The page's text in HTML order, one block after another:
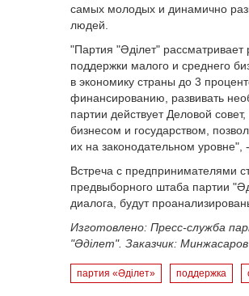
самых молодых и динамично
людей.
"Партия "Әділет" рассматривает
поддержки малого и среднего
в экономику страны до 3
финансированию, развивать
партии действует Деловой
бизнесом и государством,
их на законодательном уровне"
Встреча с предпринимателями
предвыборного штаба партии
диалога, будут
Изготовлено: Пресс-служба
"Әділет". Заказчик: Минжасаров
партия «Әділет» поддержка